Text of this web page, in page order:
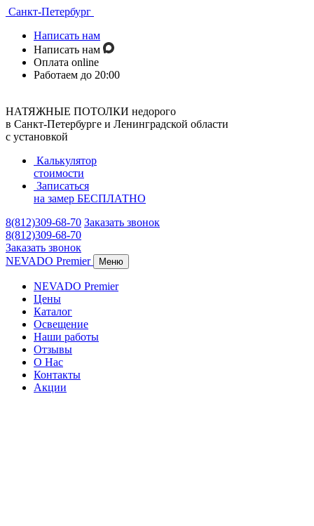
Санкт-Петербург
Написать нам
Написать нам
Оплата online
Работаем до 20:00
НАТЯЖНЫЕ ПОТОЛКИ недорого
в Санкт-Петербурге и Ленинградской области
с установкой
Калькулятор
стоимости
Записаться
на замер БЕСПЛАТНО
8(812)309-68-70 Заказать звонок
8(812)309-68-70
Заказать звонок
NEVADO Premier
Меню
NEVADO Premier
Цены
Каталог
Освещение
Наши работы
Отзывы
О Нас
Контакты
Акции